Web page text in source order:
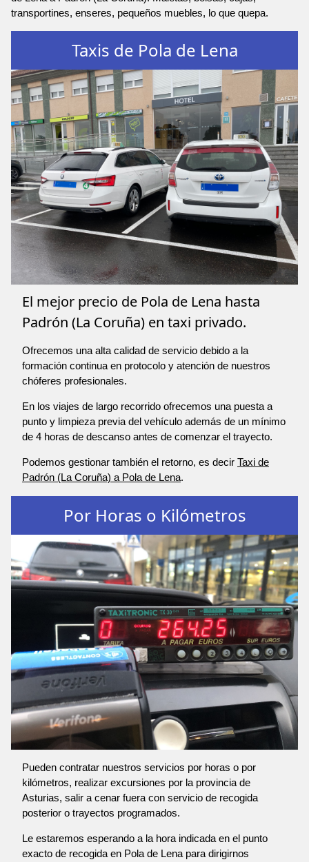
transportines, enseres, pequeños muebles, lo que quepa.
Taxis de Pola de Lena
El mejor precio de Pola de Lena hasta
Padrón (La Coruña) en taxi privado.
Ofrecemos una alta calidad de servicio debido a la
formación continua en protocolo y atención de nuestros
chóferes profesionales.
En los viajes de largo recorrido ofrecemos una puesta a
punto y limpieza previa del vehículo además de un mínimo
de 4 horas de descanso antes de comenzar el trayecto.
Podemos gestionar también el retorno, es decir Taxi de
Padrón (La Coruña) a Pola de Lena.
Por Horas o Kilómetros
Pueden contratar nuestros servicios por horas o por
kilómetros, realizar excursiones por la provincia de
Asturias, salir a cenar fuera con servicio de recogida
posterior o trayectos programados.
Le estaremos esperando a la hora indicada en el punto
exacto de recogida en Pola de Lena para dirigirnos